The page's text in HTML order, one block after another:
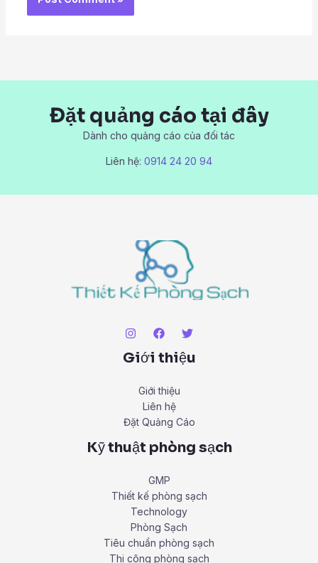
Đặt quảng cáo tại đây
Dành cho quảng cáo của đối tác
Liên hệ: 0914 24 20 94
Giới thiệu
Giới thiệu
Liên hệ
Đặt Quảng Cáo
Kỹ thuật phòng sạch
GMP
Thiết kế phòng sạch
Technology
Phòng Sạch
Tiêu chuẩn phòng sạch
Thi công phòng sạch